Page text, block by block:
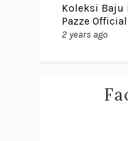
Koleksi Baju
Pazze
2 years ago